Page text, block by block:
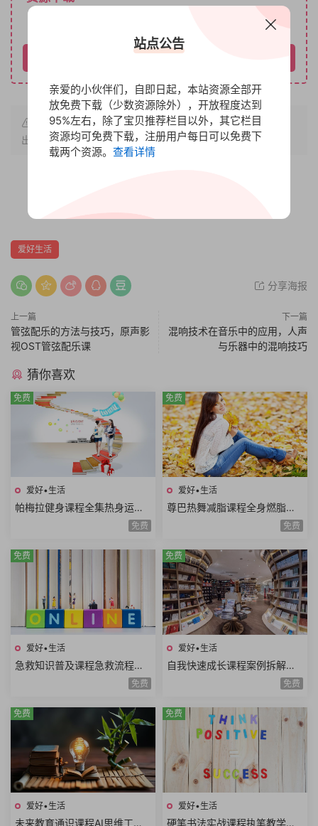
原文链接：https://www.bbfx.cc/2791.html，转载请注明
出处。
爱好生活
分享海报
上一篇
管弦配乐的方法与技巧，原声影
视OST管弦配乐课
下一篇
混响技术在音乐中的应用，人声
与乐器中的混响技巧
猜你喜欢
爱好•生活
帕梅拉健身课程全集热身运动
全身训练腹部训练臀腿训练舞
免费
免费
爱好•生活
尊巴热舞减脂课程全身燃脂美
胸塑型缩腰平腹提臀塑腿Zumb
免费
免费
爱好•生活
急救知识普及课程急救流程心
肺复苏哮喘发作止血包扎急性
免费
免费
爱好•生活
自我快速成长课程案例拆解职
场学习生活场景高效成长方法
免费
免费
爱好•生活
未来教育通识课程AI思维工程
免费
爱好•生活
硬笔书法实战课程执笔教学基
免费
站点公告
亲爱的小伙伴们，自即日起，本站资源全部开
放免费下载（少数资源除外），开放程度达到
95%左右，除了宝贝推荐栏目以外，其它栏目
资源均可免费下载，注册用户每日可以免费下
载两个资源。 查看详情